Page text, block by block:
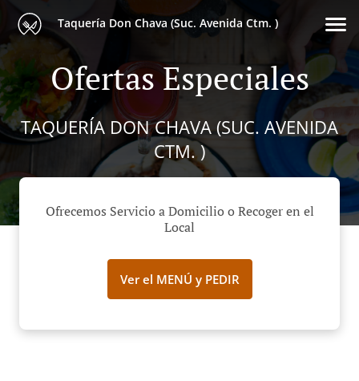
Taquería Don Chava (Suc. Avenida Ctm. )
Ofertas Especiales
TAQUERÍA DON CHAVA (SUC. AVENIDA
CTM. )
Ofrecemos Servicio a Domicilio o Recoger en el
Local
Ver el MENÚ y PEDIR